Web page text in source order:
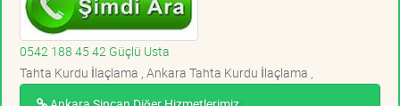
0542 188 45 42 Güçlü Usta
Tahta Kurdu İlaçlama , Ankara Tahta Kurdu İlaçlama ,